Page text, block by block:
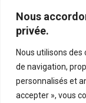
Nous
privée.
Nous utilisons
de navigation,
personnalisés et
accepter », vous
Mentions légales
Bluesky
LinkedIn